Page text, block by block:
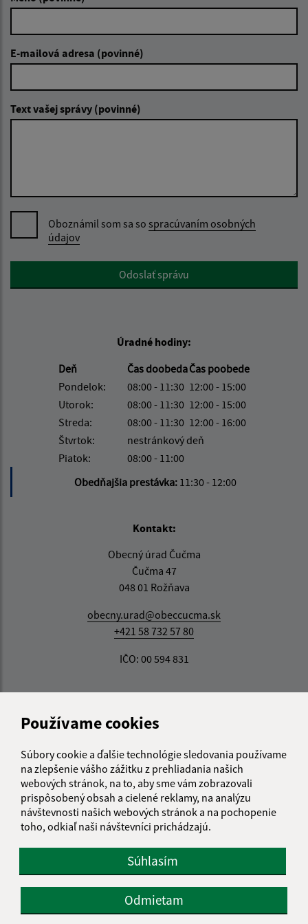
Používame cookies
Súbory cookie a ďalšie technológie sledovania používame
na zlepšenie vášho zážitku z prehliadania našich
webových stránok, na to, aby sme vám zobrazovali
prispôsobený obsah a cielené reklamy, na analýzu
návštevnosti našich webových stránok a na pochopenie
toho, odkiaľ naši návštevníci prichádzajú.
Súhlasím
Odmietam
E-mailová adresa (povinné)
Text vašej správy (povinné)
Oboznámil som sa so spracúvaním osobných
údajov
Google reCaptcha ResponseOdoslať správu
Úradné hodiny:
Deň
Čas doobedaČas poobede
Pondelok:
08:00 - 11:30 12:00 - 15:00
Utorok:
08:00 - 11:30 12:00 - 15:00
Streda:
08:00 - 11:30 12:00 - 16:00
Štvrtok:
nestránkový deň
Piatok:
08:00 - 11:00
Obedňajšia prestávka: 11:30 - 12:00
Kontakt:
Obecný úrad Čučma
Čučma 47
048 01 Rožňava
obecny.urad@obeccucma.sk
+421 58 732 57 80
IČO: 00 594 831
Informácie o stránke: